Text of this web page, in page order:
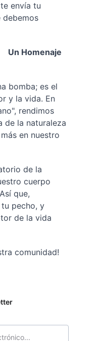
envía tu
debemos
bomba; es el
y la vida. En
rendimos
de la naturaleza
en nuestro
de la
cuerpo
que,
pecho, y
de la vida
comunidad!